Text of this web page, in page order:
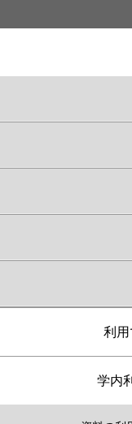
利用
学内